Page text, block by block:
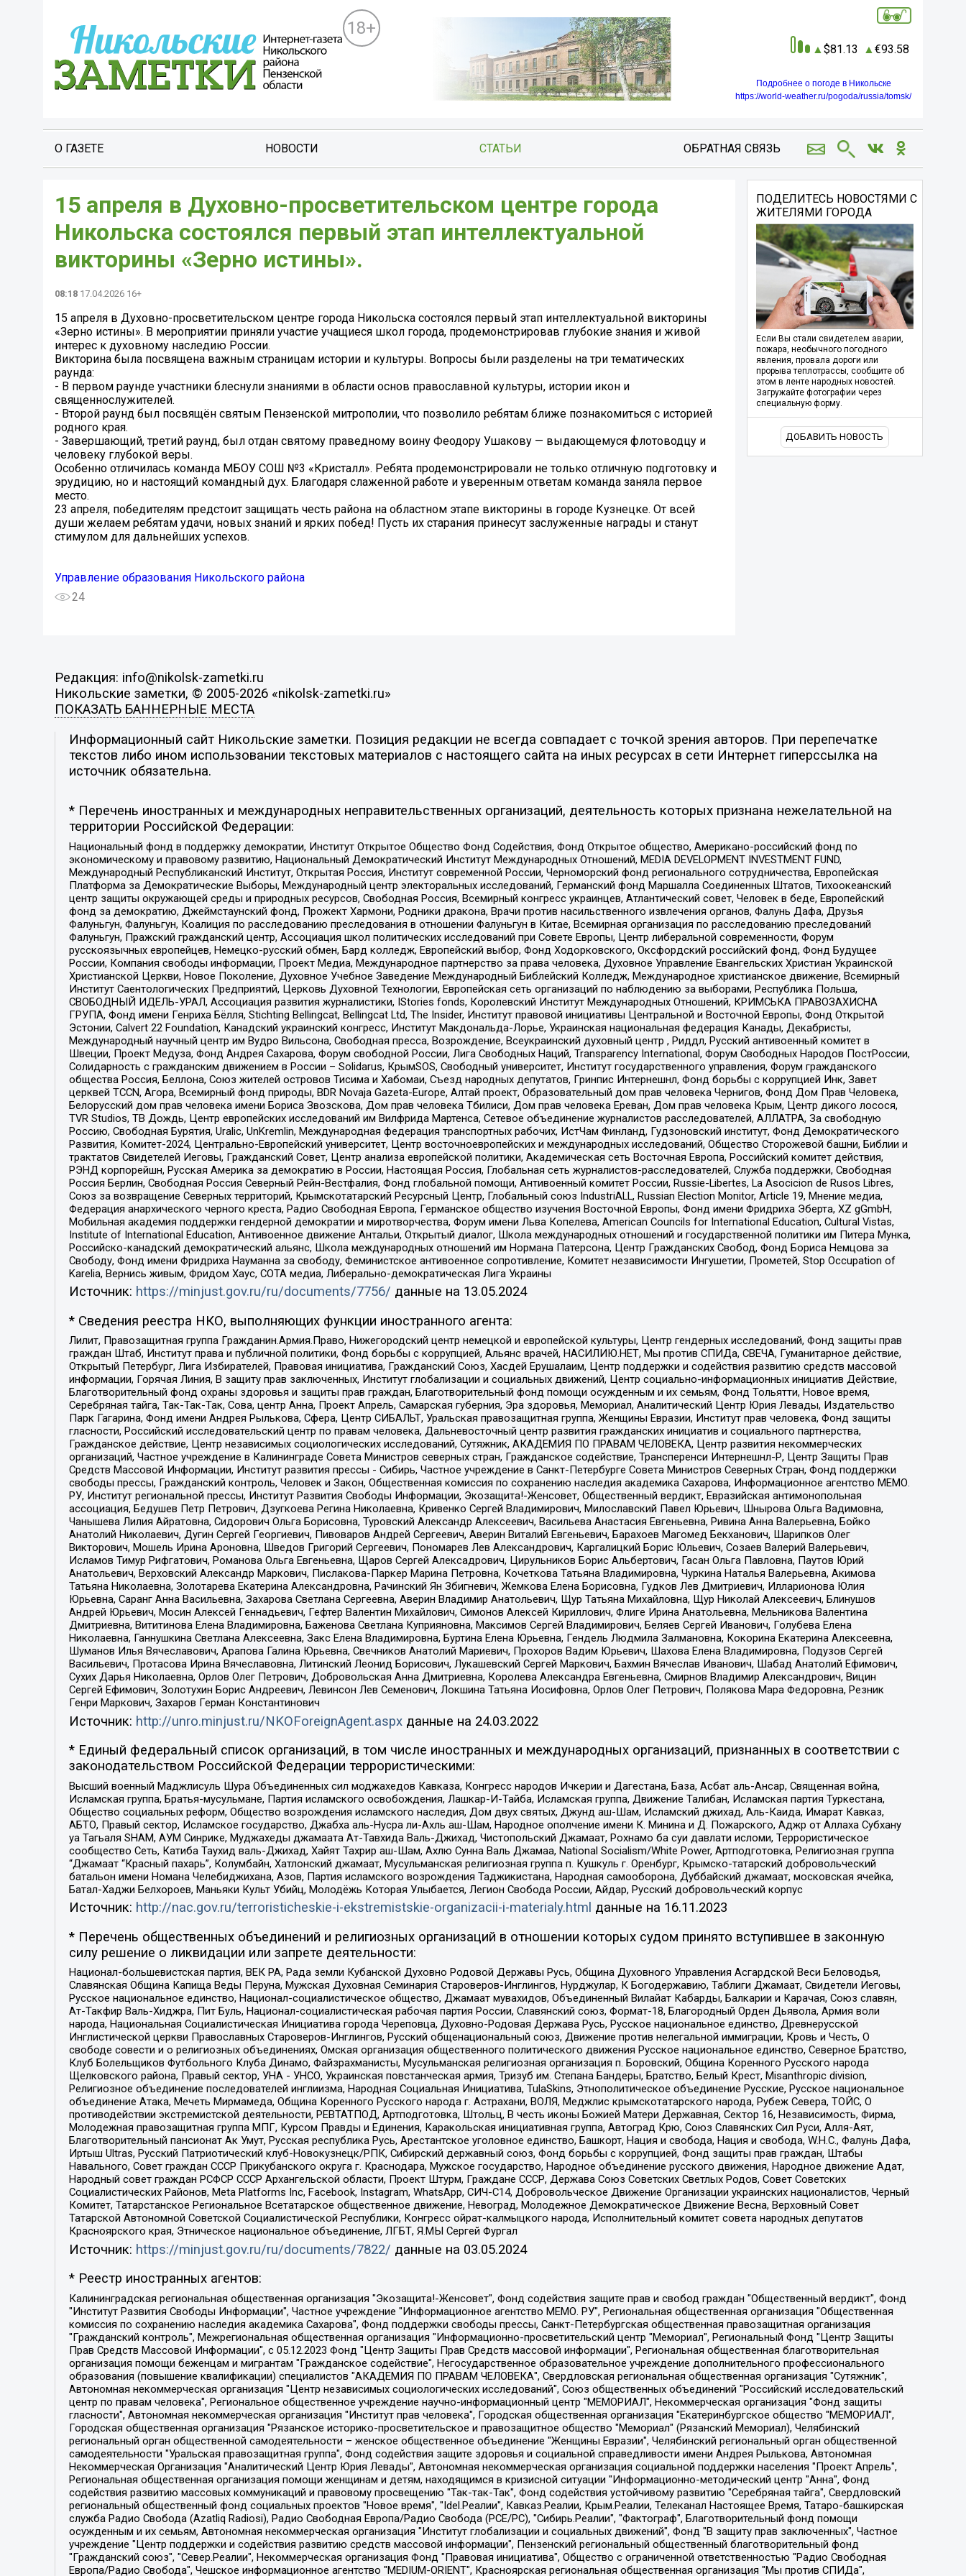
18+
81.13 93.58
Подробнее о погоде в Никольске
https://world-weather.ru/pogoda/russia/tomsk/
О ГАЗЕТЕ НОВОСТИ СТАТЬИ ОБРАТНАЯ СВЯЗЬ
15 апреля в Духовно-просветительском центре города
Никольска состоялся первый этап интеллектуальной
викторины «Зерно истины».
08:18 17.04.2026 16+
15 апреля в Духовно-просветительском центре города Никольска состоялся первый этап интеллектуальной викторины
«Зерно истины». В мероприятии приняли участие учащиеся школ города, продемонстрировав глубокие знания и живой
интерес к духовному наследию России.
Викторина была посвящена важным страницам истории и культуры. Вопросы были разделены на три тематических
раунда:
- В первом раунде участники блеснули знаниями в области основ православной культуры, истории икон и
священнослужителей.
- Второй раунд был посвящён святым Пензенской митрополии, что позволило ребятам ближе познакомиться с историей
родного края.
- Завершающий, третий раунд, был отдан святому праведному воину Феодору Ушакову — выдающемуся флотоводцу и
человеку глубокой веры.
Особенно отличилась команда МБОУ СОШ №3 «Кристалл». Ребята продемонстрировали не только отличную подготовку и
эрудицию, но и настоящий командный дух. Благодаря слаженной работе и уверенным ответам команда заняла первое
место.
23 апреля, победителям предстоит защищать честь района на областном этапе викторины в городе Кузнецке. От всей
души желаем ребятам удачи, новых знаний и ярких побед! Пусть их старания принесут заслуженные награды и станут
стимулом для дальнейших успехов.
Управление образования Никольского района
24
ПОДЕЛИТЕСЬ НОВОСТЯМИ С
ЖИТЕЛЯМИ ГОРОДА
Если Вы стали свидетелем аварии,
пожара, необычного погодного
явления, провала дороги или
прорыва теплотрассы, сообщите об
этом в ленте народных новостей.
Загружайте фотографии через
специальную форму.
ДОБАВИТЬ НОВОСТЬ
Редакция: info@nikolsk-zametki.ru
Никольские заметки, © 2005-2026 «nikolsk-zametki.ru»
ПОКАЗАТЬ БАННЕРНЫЕ МЕСТА
Информационный сайт Никольские заметки. Позиция редакции не всегда совпадает с точкой зрения авторов. При перепечатке
текстов либо ином использовании текстовых материалов с настоящего сайта на иных ресурсах в сети Интернет гиперссылка на
источник обязательна.
* Перечень иностранных и международных неправительственных организаций, деятельность которых признана нежелательной на
территории Российской Федерации:
Национальный фонд в поддержку демократии, Институт Открытое Общество Фонд Содействия, Фонд Открытое общество, Американо-российский фонд по
экономическому и правовому развитию, Национальный Демократический Институт Международных Отношений, MEDIA DEVELOPMENT INVESTMENT FUND,
Международный Республиканский Институт, Открытая Россия, Институт современной России, Черноморский фонд регионального сотрудничества, Европейская
Платформа за Демократические Выборы, Международный центр электоральных исследований, Германский фонд Маршалла Соединенных Штатов, Тихоокеанский
центр защиты окружающей среды и природных ресурсов, Свободная Россия, Всемирный конгресс украинцев, Атлантический совет, Человек в беде, Европейский
фонд за демократию, Джеймстаунский фонд, Прожект Хармони, Родники дракона, Врачи против насильственного извлечения органов, Фалунь Дафа, Друзья
Фалуньгун, Фалуньгун, Коалиция по расследованию преследования в отношении Фалуньгун в Китае, Всемирная организация по расследованию преследований
Фалуньгун, Пражский гражданский центр, Ассоциация школ политических исследований при Совете Европы, Центр либеральной современности, Форум
русскоязычных европейцев, Немецко-русский обмен, Бард колледж, Европейский выбор, Фонд Ходорковского, Оксфордский российский фонд, Фонд Будущее
России, Компания свободы информации, Проект Медиа, Международное партнерство за права человека, Духовное Управление Евангельских Христиан Украинской
Христианской Церкви, Новое Поколение, Духовное Учебное Заведение Международный Библейский Колледж, Международное христианское движение, Всемирный
Институт Саентологических Предприятий, Церковь Духовной Технологии, Европейская сеть организаций по наблюдению за выборами, Республика Польша,
СВОБОДНЫЙ ИДЕЛЬ-УРАЛ, Ассоциация развития журналистики, IStories fonds, Королевский Институт Международных Отношений, КРИМСЬКА ПРАВОЗАХИСНА
ГРУПА, Фонд имени Генриха Бёлля, Stichting Bellingcat, Bellingcat Ltd, The Insider, Институт правовой инициативы Центральной и Восточной Европы, Фонд Открытой
Эстонии, Calvert 22 Foundation, Канадский украинский конгресс, Институт Макдональда-Лорье, Украинская национальная федерация Канады, Декабристы,
Международный научный центр им Вудро Вильсона, Свободная пресса, Возрождение, Всеукраинский духовный центр , Риддл, Русский антивоенный комитет в
Швеции, Проект Медуза, Фонд Андрея Сахарова, Форум свободной России, Лига Свободных Наций, Transparеncy International, Форум Свободных Народов ПостРоссии,
Солидарность с гражданским движением в России – Solidarus, КрымSOS, Свободный университет, Институт государственного управления, Форум гражданского
общества Россия, Беллона, Союз жителей островов Тисима и Хабомаи, Съезд народных депутатов, Гринпис Интернешнл, Фонд борьбы с коррупцией Инк, Завет
церквей TCCN, Агора, Всемирный фонд природы, BDR Novaja Gazeta-Europe, Алтай проект, Образовательный дом прав человека Чернигов, Фонд Дом Прав Человека,
Белорусский дом прав человека имени Бориса Звозскова, Дом прав человека Тбилиси, Дом прав человека Ереван, Дом прав человека Крым, Центр дикого лосося,
TVR Studios, ТВ Дождь, Центр европейских исследований им Вилфрида Мартенса, Сетевое объединение журналистов расследователей, АЛЛАТРА, За свободную
Россию, Свободная Бурятия, Uralic, UnKremlin, Международная федерация транспортных рабочих, ИстЧам Финланд, Гудзоновский институт, Фонд Демократического
Развития, Комитет-2024, Центрально-Европейский университет, Центр восточноевропейских и международных исследований, Общество Сторожевой башни, Библии и
трактатов Свидетелей Иеговы, Гражданский Совет, Центр анализа европейской политики, Академическая сеть Восточная Европа, Российский комитет действия,
РЭНД корпорейшн, Русская Америка за демократию в России, Настоящая Россия, Глобальная сеть журналистов-расследователей, Служба поддержки, Свободная
Россия Берлин, Свободная Россия Северный Рейн-Вестфалия, Фонд глобальной помощи, Антивоенный комитет России, Russie-Libertes, La Asocicion de Rusos Libres,
Союз за возвращение Северных территорий, Крымскотатарский Ресурсный Центр, Глобальный союз IndustriALL, Russian Election Monitor, Article 19, Мнение медиа,
Федерация анархического черного креста, Радио Свободная Европа, Германское общество изучения Восточной Европы, Фонд имени Фридриха Эберта, XZ gGmbH,
Мобильная академия поддержки гендерной демократии и миротворчества, Форум имени Льва Копелева, American Councils for International Education, Cultural Vistas,
Institute of International Education, Антивоенное движение Антальи, Открытый диалог, Школа международных отношений и государственной политики им Питера Мунка,
Российско-канадский демократический альянс, Школа международных отношений им Нормана Патерсона, Центр Гражданских Свобод, Фонд Бориса Немцова за
Свободу, Фонд имени Фридриха Науманна за свободу, Феминистское антивоенное сопротивление, Комитет независимости Ингушетии, Прометей, Stop Occupation of
Karelia, Вернись живым, Фридом Хаус, СОТА медиа, Либерально-демократическая Лига Украины
Источник: https://minjust.gov.ru/ru/documents/7756/ данные на 13.05.2024
* Сведения реестра НКО, выполняющих функции иностранного агента:
Лилит, Правозащитная группа Гражданин.Армия.Право, Нижегородский центр немецкой и европейской культуры, Центр гендерных исследований, Фонд защиты прав
граждан Штаб, Институт права и публичной политики, Фонд борьбы с коррупцией, Альянс врачей, НАСИЛИЮ.НЕТ, Мы против СПИДа, СВЕЧА, Гуманитарное действие,
Открытый Петербург, Лига Избирателей, Правовая инициатива, Гражданский Союз, Хасдей Ерушалаим, Центр поддержки и содействия развитию средств массовой
информации, Горячая Линия, В защиту прав заключенных, Институт глобализации и социальных движений, Центр социально-информационных инициатив Действие,
Благотворительный фонд охраны здоровья и защиты прав граждан, Благотворительный фонд помощи осужденным и их семьям, Фонд Тольятти, Новое время,
Серебряная тайга, Так-Так-Так, Сова, центр Анна, Проект Апрель, Самарская губерния, Эра здоровья, Мемориал, Аналитический Центр Юрия Левады, Издательство
Парк Гагарина, Фонд имени Андрея Рылькова, Сфера, Центр СИБАЛЬТ, Уральская правозащитная группа, Женщины Евразии, Институт прав человека, Фонд защиты
гласности, Российский исследовательский центр по правам человека, Дальневосточный центр развития гражданских инициатив и социального партнерства,
Гражданское действие, Центр независимых социологических исследований, Сутяжник, АКАДЕМИЯ ПО ПРАВАМ ЧЕЛОВЕКА, Центр развития некоммерческих
организаций, Частное учреждение в Калининграде Совета Министров северных стран, Гражданское содействие, Трансперенси Интернешнл-Р, Центр Защиты Прав
Средств Массовой Информации, Институт развития прессы - Сибирь, Частное учреждение в Санкт-Петербурге Совета Министров Северных Стран, Фонд поддержки
свободы прессы, Гражданский контроль, Человек и Закон, Общественная комиссия по сохранению наследия академика Сахарова, Информационное агентство МЕМО.
РУ, Институт региональной прессы, Институт Развития Свободы Информации, Экозащита!-Женсовет, Общественный вердикт, Евразийская антимонопольная
ассоциация, Бедушев Петр Петрович, Дзугкоева Регина Николаевна, Кривенко Сергей Владимирович, Милославский Павел Юрьевич, Шнырова Ольга Вадимовна,
Чанышева Лилия Айратовна, Сидорович Ольга Борисовна, Туровский Александр Алексеевич, Васильева Анастасия Евгеньевна, Ривина Анна Валерьевна, Бойко
Анатолий Николаевич, Дугин Сергей Георгиевич, Пивоваров Андрей Сергеевич, Аверин Виталий Евгеньевич, Барахоев Магомед Бекханович, Шарипков Олег
Викторович, Мошель Ирина Ароновна, Шведов Григорий Сергеевич, Пономарев Лев Александрович, Каргалицкий Борис Юльевич, Созаев Валерий Валерьевич,
Исламов Тимур Рифгатович, Романова Ольга Евгеньевна, Щаров Сергей Алексадрович, Цирульников Борис Альбертович, Гасан Ольга Павловна, Паутов Юрий
Анатольевич, Верховский Александр Маркович, Пислакова-Паркер Марина Петровна, Кочеткова Татьяна Владимировна, Чуркина Наталья Валерьевна, Акимова
Татьяна Николаевна, Золотарева Екатерина Александровна, Рачинский Ян Збигневич, Жемкова Елена Борисовна, Гудков Лев Дмитриевич, Илларионова Юлия
Юрьевна, Саранг Анна Васильевна, Захарова Светлана Сергеевна, Аверин Владимир Анатольевич, Щур Татьяна Михайловна, Щур Николай Алексеевич, Блинушов
Андрей Юрьевич, Мосин Алексей Геннадьевич, Гефтер Валентин Михайлович, Симонов Алексей Кириллович, Флиге Ирина Анатольевна, Мельникова Валентина
Дмитриевна, Вититинова Елена Владимировна, Баженова Светлана Куприяновна, Максимов Сергей Владимирович, Беляев Сергей Иванович, Голубева Елена
Николаевна, Ганнушкина Светлана Алексеевна, Закс Елена Владимировна, Буртина Елена Юрьевна, Гендель Людмила Залмановна, Кокорина Екатерина Алексеевна,
Шуманов Илья Вячеславович, Арапова Галина Юрьевна, Свечников Анатолий Мариевич, Прохоров Вадим Юрьевич, Шахова Елена Владимировна, Подузов Сергей
Васильевич, Протасова Ирина Вячеславовна, Литинский Леонид Борисович, Лукашевский Сергей Маркович, Бахмин Вячеслав Иванович, Шабад Анатолий Ефимович,
Сухих Дарья Николаевна, Орлов Олег Петрович, Добровольская Анна Дмитриевна, Королева Александра Евгеньевна, Смирнов Владимир Александрович, Вицин
Сергей Ефимович, Золотухин Борис Андреевич, Левинсон Лев Семенович, Локшина Татьяна Иосифовна, Орлов Олег Петрович, Полякова Мара Федоровна, Резник
Генри Маркович, Захаров Герман Константинович
Источник: http://unro.minjust.ru/NKOForeignAgent.aspxданные на 24.03.2022
* Единый федеральный список организаций, в том числе иностранных и международных организаций, признанных в соответствии с
законодательством Российской Федерации террористическими:
Высший военный Маджлисуль Шура Объединенных сил моджахедов Кавказа, Конгресс народов Ичкерии и Дагестана, База, Асбат аль-Ансар, Священная война,
Исламская группа, Братья-мусульмане, Партия исламского освобождения, Лашкар-И-Тайба, Исламская группа, Движение Талибан, Исламская партия Туркестана,
Общество социальных реформ, Общество возрождения исламского наследия, Дом двух святых, Джунд аш-Шам, Исламский джихад, Аль-Каида, Имарат Кавказ,
АБТО, Правый сектор, Исламское государство, Джабха аль-Нусра ли-Ахль аш-Шам, Народное ополчение имени К. Минина и Д. Пожарского, Аджр от Аллаха Субхану
уа Тагьаля SHAM, АУМ Синрике, Муджахеды джамаата Ат-Тавхида Валь-Джихад, Чистопольский Джамаат, Рохнамо ба суи давлати исломи, Террористическое
сообщество Сеть, Катиба Таухид валь-Джихад, Хайят Тахрир аш-Шам, Ахлю Сунна Валь Джамаа, National Socialism/White Power, Артподготовка, Религиозная группа
“Джамаат “Красный пахарь”, Колумбайн, Хатлонский джамаат, Мусульманская религиозная группа п. Кушкуль г. Оренбург, Крымско-татарский добровольческий
батальон имени Номана Челебиджихана, Азов, Партия исламского возрождения Таджикистана, Народная самооборона, Дуббайский джамаат, московская ячейка,
Батал-Хаджи Белхороев, Маньяки Культ Убийц, Молодёжь Которая Улыбается, Легион Свобода России, Айдар, Русский добровольческий корпус
Источник: http://nac.gov.ru/terroristicheskie-i-ekstremistskie-organizacii-i-materialy.html данные на 16.11.2023
* Перечень общественных объединений и религиозных организаций в отношении которых судом принято вступившее в законную
силу решение о ликвидации или запрете деятельности:
Национал-большевистская партия, ВЕК РА, Рада земли Кубанской Духовно Родовой Державы Русь, Община Духовного Управления Асгардской Веси Беловодья,
Славянская Община Капища Веды Перуна, Мужская Духовная Семинария Староверов-Инглингов, Нурджулар, К Богодержавию, Таблиги Джамаат, Свидетели Иеговы,
Русское национальное единство, Национал-социалистическое общество, Джамаат мувахидов, Объединенный Вилайат Кабарды, Балкарии и Карачая, Союз славян,
Ат-Такфир Валь-Хиджра, Пит Буль, Национал-социалистическая рабочая партия России, Славянский союз, Формат-18, Благородный Орден Дьявола, Армия воли
народа, Национальная Социалистическая Инициатива города Череповца, Духовно-Родовая Держава Русь, Русское национальное единство, Древнерусской
Инглистической церкви Православных Староверов-Инглингов, Русский общенациональный союз, Движение против нелегальной иммиграции, Кровь и Честь, О
свободе совести и о религиозных объединениях, Омская организация общественного политического движения Русское национальное единство, Северное Братство,
Клуб Болельщиков Футбольного Клуба Динамо, Файзрахманисты, Мусульманская религиозная организация п. Боровский, Община Коренного Русского народа
Щелковского района, Правый сектор, УНА - УНСО, Украинская повстанческая армия, Тризуб им. Степана Бандеры, Братство, Белый Крест, Misanthropic division,
Религиозное объединение последователей инглиизма, Народная Социальная Инициатива, TulaSkins, Этнополитическое объединение Русские, Русское национальное
объединение Атака, Мечеть Мирмамеда, Община Коренного Русского народа г. Астрахани, ВОЛЯ, Меджлис крымскотатарского народа, Рубеж Севера, ТОЙС, О
противодействии экстремистской деятельности, РЕВТАТПОД, Артподготовка, Штольц, В честь иконы Божией Матери Державная, Сектор 16, Независимость, Фирма,
Молодежная правозащитная группа МПГ, Курсом Правды и Единения, Каракольская инициативная группа, Автоград Крю, Союз Славянских Сил Руси, Алля-Аят,
Благотворительный пансионат Ак Умут, Русская республика Русь, Арестантское уголовное единство, Башкорт, Нация и свобода, Нация и свобода, W.H.С., Фалунь Дафа,
Иртыш Ultras, Русский Патриотический клуб-Новокузнецк/РПК, Сибирский державный союз, Фонд борьбы с коррупцией, Фонд защиты прав граждан, Штабы
Навального, Совет граждан СССР Прикубанского округа г. Краснодара, Мужское государство, Народное объединение русского движения, Народное движение Адат,
Народный совет граждан РСФСР СССР Архангельской области, Проект Штурм, Граждане СССР, Держава Союз Советских Светлых Родов, Совет Советских
Социалистических Районов, Meta Platforms Inc, Facebook, Instagram, WhatsApp, СИЧ-С14, Добровольческое Движение Организации украинских националистов, Черный
Комитет, Татарстанское Региональное Всетатарское общественное движение, Невоград, Молодежное Демократическое Движение Весна, Верховный Совет
Татарской Автономной Советской Социалистической Республики, Конгресс ойрат-калмыцкого народа, Исполнительный комитет совета народных депутатов
Красноярского края, Этническое национальное объединение, ЛГБТ, Я.МЫ Сергей Фургал
Источник: https://minjust.gov.ru/ru/documents/7822/ данные на 03.05.2024
* Реестр иностранных агентов:
Калининградская региональная общественная организация "Экозащита!-Женсовет", Фонд содействия защите прав и свобод граждан "Общественный вердикт", Фонд "Институт Развития Свободы Информации", Частное учреждение "Информационное агентство МЕМО. РУ", Региональная общественная организация "Общественная комиссия по сохранению наследия академика Сахарова", Фонд поддержки свободы прессы, Санкт-Петербургская общественная правозащитная организация "Гражданский контроль", Межрегиональная общественная организация "Информационно-просветительский центр "Мемориал", Региональный Фонд "Центр Защиты Прав Средств Массовой Информации", с 05.12.2023 Фонд "Центр Защиты Прав Средств массовой информации", Региональная общественная благотворительная организация помощи беженцам и мигрантам "Гражданское содействие", Негосударственное образовательное учреждение дополнительного профессионального образования (повышение квалификации) специалистов "АКАДЕМИЯ ПО ПРАВАМ ЧЕЛОВЕКА", Свердловская региональная общественная организация "Сутяжник", Автономная некоммерческая организация "Центр независимых социологических исследований", Союз общественных объединений "Российский исследовательский центр по правам человека", Региональное общественное учреждение научно-информационный центр "МЕМОРИАЛ", Некоммерческая организация "Фонд защиты гласности", Автономная некоммерческая организация "Институт прав человека", Городская общественная организация "Екатеринбургское общество "МЕМОРИАЛ", Городская общественная организация "Рязанское историко-просветительское и правозащитное общество "Мемориал" (Рязанский Мемориал), Челябинский региональный орган общественной самодеятельности – женское общественное объединение "Женщины Евразии", Челябинский региональный орган общественной самодеятельности "Уральская правозащитная группа", Фонд содействия защите здоровья и социальной справедливости имени Андрея Рылькова, Автономная Некоммерческая Организация "Аналитический Центр Юрия Левады", Автономная некоммерческая организация социальной поддержки населения "Проект Апрель", Региональная общественная организация помощи женщинам и детям, находящимся в кризисной ситуации "Информационно-методический центр "Анна", Фонд содействия развитию массовых коммуникаций и правовому просвещению "Так-так-Так", Фонд содействия устойчивому развитию "Серебряная тайга", Свердловский региональный общественный фонд социальных проектов "Новое время", "Idel.Реалии", Кавказ.Реалии, Крым.Реалии, Телеканал Настоящее Время, Татаро-башкирская служба Радио Свобода (Azatliq Radiosi), Радио Свободная Европа/Радио Свобода (PCE/PC), "Сибирь.Реалии", "Фактограф", Благотворительный фонд помощи осужденным и их семьям, Автономная некоммерческая организация "Институт глобализации и социальных движений", Фонд "В защиту прав заключенных", Частное учреждение "Центр поддержки и содействия развитию средств массовой информации", Пензенский региональный общественный благотворительный фонд "Гражданский союз", "Север.Реалии", Некоммерческая организация Фонд "Правовая инициатива", Общество с ограниченной ответственностью "Радио Свободная Европа/Радио Свобода", Чешское информационное агентство "MEDIUM-ORIENT", Красноярская региональная общественная организация "Мы против СПИДа", Камалягин Денис Николаевич, Маркелов Сергей Евгеньевич, Пономарев Лев Александрович, Савицкая Людмила Алексеевна, Автономная некоммерческая организация "Центр по работе с проблемой насилия "НАСИЛИЮ.НЕТ", Межрегиональный профессиональный союз работников здравоохранения "Альянс врачей", Юридическое лицо, зарегистрированное в Латвийской Республике, SIA "Medusa Project" (регистрационный номер 40103797863, дата регистрации 10.06.2014), Некоммерческая организация "Фонд по борьбе с коррупцией", Автономная некоммерческая организация "Институт права и публичной политики", Баданин Роман Сергеевич, Гликин Максим Александрович, Железнова Мария Михайловна, Лукьянова Юлия Сергеевна, Маетная Елизавета Витальевна, Маняхин Петр Борисович, Чуракова Ольга Владимировна, Ярош Юлия Петровна, Юридическое лицо "The Insider SIA", зарегистрированное в Риге, Латвийская Республика (дата регистрации 26.06.2015), являющееся администратором доменного имени интернет-издания "The Insider SIA", https://theins.ru, Постернак Алексей Евгеньевич, Рубин Михаил Аркадьевич, Анин Роман Александрович, Юридическое лицо Istories fonds, зарегистрированное в Латвийской Республике (регистрационный номер 50008295751, дата регистрации 24.02.2020), Великовский Дмитрий Александрович, Долинина Ирина Николаевна, Мароховская Алеся Алексеевна, Шлейнов Роман Юрьевич, Шмагун Олеся Валентиновна, Общество с ограниченной ответственностью "Альтаир 2021", Общество с ограниченной ответственностью "Вега 2021", Общество с ограниченной ответственностью "Главный редактор 2021", Общество с ограниченной ответственностью "Ромашки монолит", Важенков Артем Валерьевич, Ивановская областная общественная организация "Центр гендерных исследований", Гурман Юрий Альбертович, Медиапроект "ОВД-Инфо", Егоров Владимир Владимирович, Жилинский Владимир Александрович, Общество с ограниченной ответственностью "ЗП", Иванова София Юрьевна, Карезина Инна Павловна, Кильтау Екатерина Викторовна, Петров Алексей Викторович, Пискунов Сергей Евгеньевич, Смирнов Сергей Сергеевич, Тихонов Михаил Сергеевич, Общество с ограниченной ответственностью "ЖУРНАЛИСТ-ИНОСТРАННЫЙ АГЕНТ", Арапова Галина Юрьевна, Вольтская Татьяна Анатольевна, Американская компания "Mason G.E.S. Anonymous Foundation" (США), являющаяся владельцем интернет-издания https://mnews.world/, Компания "Stichting Bellingcat", зарегистрированная в Нидерландах (дата регистрации 11.07.2018), Захаров Андрей Вячеславович, Клепиковская Екатерина Дмитриевна, Общество с ограниченной ответственностью "МЕМО", Перл Роман Александрович, Симонов Евгений Алексеевич, Соловьева Елена Анатольевна, Сотников Даниил Владимирович, Сурначева Елизавета Дмитриевна, Автономная некоммерческая организация по защите прав человека и информированию населения "Якутия – Наше Мнение", Общество с ограниченной ответственностью "Москоу диджитал медиа", с 26.01.2023 Общество с ограниченной ответственностью "Чайка Белые сады", Ветошкина Валерия Валерьевна, Заговора Максим Александрович, Межрегиональное общественное движение "Российская ЛГБТ - сеть", Оленичев Максим Владимирович, Павлов Иван Юрьевич, Скворцова Елена Сергеевна, Общество с ограниченной ответственностью "Как бы инагент", Кочетков Игорь Викторович, Общество с ограниченной ответственностью "Честные выборы", Еланчик Олег Александрович, Общество с ограниченной ответственностью "Нобелевский призыв", Гималова Регина Эмилевна, Григорьев Андрей Валерьевич, Григорьева Алина Александровна, Ассоциация по содействию защите прав призывников, альтернативнослужащих и военнослужащих "Правозащитная группа "Гражданин.Армия.Право", Хисамова Регина Фаритовна, Автономная некоммерческая организация по реализации социально-правовых программ "Лилит", Дальневосточное общественное движение "Маяк", Санкт-Петербургская ЛГБТ-инициативная группа "Выход", Инициативная группа ЛГБТ+ "Реверс", Алексеев Андрей Викторович, Бекбулатова Таисия Львовна, Беляев Иван Михайлович, Владыкина Елена Сергеевна, Гельман Марат Александрович, Никульшина Вероника Юрьевна, Толоконникова Надежда Андреевна, Шендерович Виктор Анатольевич, Общество с ограниченной ответственностью "Данное сообщение", Общество с ограниченной ответственностью Издательский дом "Новая глава", Айнбиндер Александра Александровна, Московский комьюнити-центр для ЛГБТ+инициатив, Благотворительный фонд развития филантропии, Deutsche Welle (Германия, Kurt-Schumacher-Strasse 3, 53113 Bonn), Борзунова Мария Михайловна, Воробьев Виктор Викторович, Голубева Анна Львовна, Константинова Алла Михайловна, Малкова Ирина Владимировна, Мурадов Мурад Абдулгалимович, Осетинская Елизавета Николаевна, Понасенков Евгений Николаевич, Ганапольский Матвей Юрьевич, Киселев Евгений Алексеевич, Борухович Ирина Григорьевна, Дремин Иван Тимофеевич, Дубровский Дмитрий Викторович, Красноярская региональная общественная организация поддержки и развития альтернативных образовательных технологий и межкультурных коммуникаций "ИНТЕРРА", Маяковская Екатерина Алексеевна, Фейгин Марк Захарович, Филимонов Андрей Викторович, Дзугкоева Регина Николаевна, Доброхотов Роман Александрович, Дудь Юрий Александрович, Елкин Сергей Владимирович, Кругликов Кирилл Игоревич, Сабунаева Мария Леонидовна, Семенов Алексей Владимирович, Шаинян Карен Багратович, Шульман Екатерина Михайловна, Асафьев Артур Валерьевич, Вахштайн Виктор Семенович, Венедиктов Алексей Алексеевич, Лушникова Екатерина Евгеньевна, Волков Леонид Михайлович, Невзоров Александр Глебович, Пархоменко Сергей Борисович, Сироткин Ярослав Николаевич, Кара-Мурза Владимир Владимирович, Баранова Наталья Владимировна, Гозман Леонид Яковлевич, Кагарлицкий Борис Юльевич, Климарев Михаил Валерьевич, Милов Владимир Станиславович, Автономная некоммерческая организация Краснодарский центр современного искусства "Типография", Моргенштерн Алишер Тагирович, Соболь Любовь Эдуардовна, Общество с ограниченной ответственностью "ЛИЗА НОРМ", Каспаров Гарри Кимович, Ходорковский Михаил Борисович, Общество с ограниченной ответственностью "Апрельские тезисы", Данилович Ирина Брониславовна, Кашин Олег Владимирович, Петров Николай Владимирович, Пивоваров Алексей Владимирович, Соколов Михаил Владимирович, Цветкова Юлия Владимировна, Чичваркин Евгений Александрович, Комитет против пыток/Команда против пыток, Общество с ограниченной ответственностью "Первый научный", Общество с ограниченной ответственностью "Вертолет и ко", Белоцерковская Вероника Борисовна, Кац Максим Евгеньевич, Лазарева Татьяна Юрьевна, Шаведдинов Руслан Табризович, Яшин Илья Валерьевич, Общество с ограниченной ответственностью "Иноагент ААВ", Алешковский Дмитрий Петрович, Альбац Евгения Марковна, Быков Дмитрий Львович, Галямина Юлия Евгеньевна, Лойко Сергей Леонидович, Мартынов Кирилл Константинович, Медведев Сергей Александрович, Крашенинников Федор Геннадиевич, Гордеева Катерина Вл